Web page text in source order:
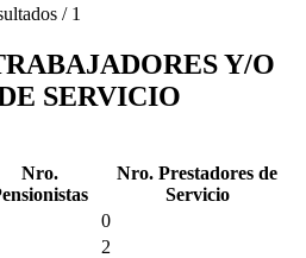
/ 1
Y/O
SERVICIO
Nro.
Nro. Prestadores de
Servicio
0
2